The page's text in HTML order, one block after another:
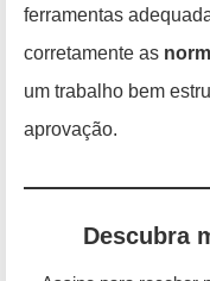
ferramentas
corretamente as
um trabalho bem
aprovação.
Descubra